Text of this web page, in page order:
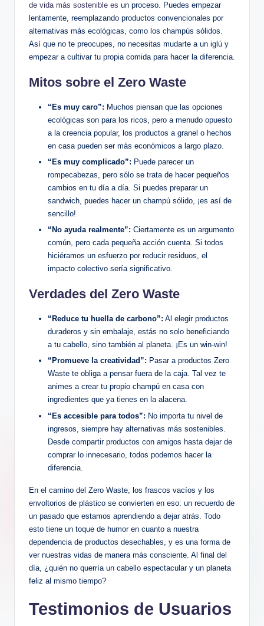
de vida más sostenible es un proceso. Puedes empezar
lentamente, reemplazando productos convencionales por
alternativas más ecológicas, como los champús sólidos.
Así que no te preocupes, no necesitas mudarte a un iglú y
empezar a cultivar tu propia comida para hacer la diferencia.
Mitos sobre el Zero Waste
“Es muy caro”: Muchos piensan que las opciones
ecológicas son para los ricos, pero a menudo opuesto
a la creencia popular, los productos a granel o hechos
en casa pueden ser más económicos a largo plazo.
“Es muy complicado”: Puede parecer un
rompecabezas, pero sólo se trata de hacer pequeños
cambios en tu día a día. Si puedes preparar un
sandwich, puedes hacer un champú sólido, ¡es así de
sencillo!
“No ayuda realmente”: Ciertamente es un argumento
común, pero cada pequeña acción cuenta. Si todos
hiciéramos un esfuerzo por reducir residuos, el
impacto colectivo sería significativo.
Verdades del Zero Waste
“Reduce tu huella de carbono”: Al elegir productos
duraderos y sin embalaje, estás no solo beneficiando
a tu cabello, sino también al planeta. ¡Es un win-win!
“Promueve la creatividad”: Pasar a productos Zero
Waste te obliga a pensar fuera de la caja. Tal vez te
animes a crear tu propio champú en casa con
ingredientes que ya tienes en la alacena.
“Es accesible para todos”: No importa tu nivel de
ingresos, siempre hay alternativas más sostenibles.
Desde compartir productos con amigos hasta dejar de
comprar lo innecesario, todos podemos hacer la
diferencia.
En el camino del Zero Waste, los frascos vacíos y los
envoltorios de plástico se convierten en eso: un recuerdo de
un pasado que estamos aprendiendo a dejar atrás. Todo
esto tiene un toque de humor en cuanto a nuestra
dependencia de productos desechables, y es una forma de
ver nuestras vidas de manera más consciente. Al final del
día, ¿quién no querría un cabello espectacular y un planeta
feliz al mismo tiempo?
Testimonios de Usuarios